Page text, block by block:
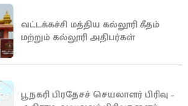
வட்டக்கச்சி மத்திய கல்லூரி கீதம்
மற்றும் கல்லூரி அதிபர்கள்
பூநகரி பிரதேசச் செயலாளர் பிரிவு –